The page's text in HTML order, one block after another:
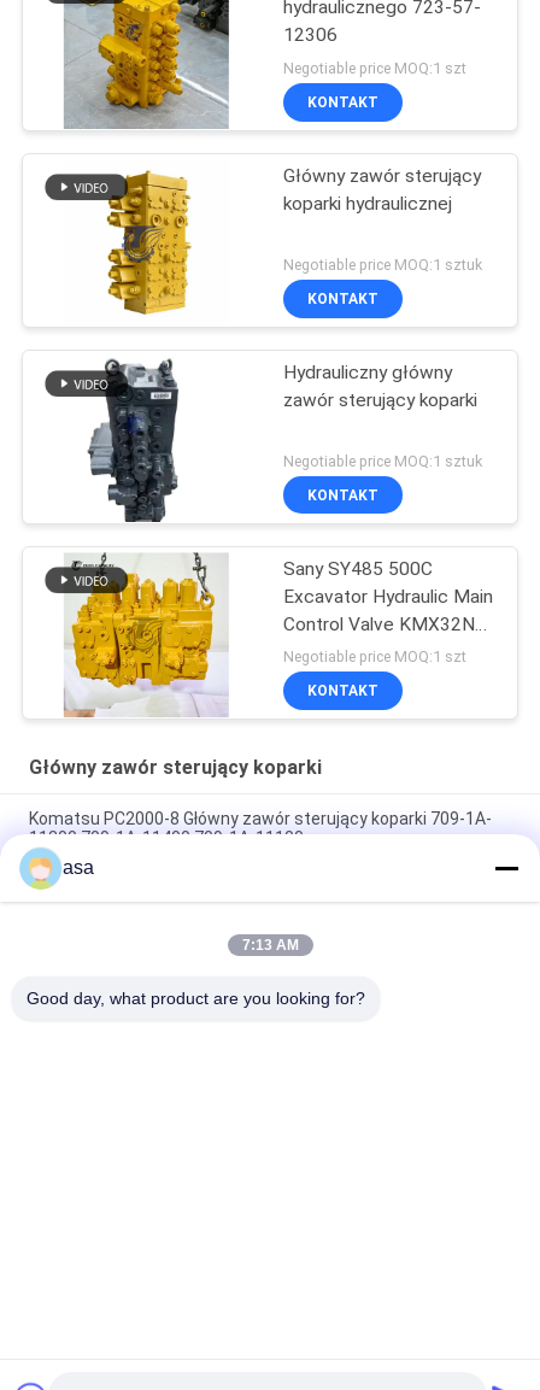
hydraulicznego 723-57-
12306
Negotiable price MOQ:1 szt
KONTAKT
Główny zawór sterujący
koparki hydraulicznej
Negotiable price MOQ:1 sztuk
KONTAKT
Hydrauliczny główny
zawór sterujący koparki
Negotiable price MOQ:1 sztuk
KONTAKT
Sany SY485 500C
Excavator Hydraulic Main
Control Valve KMX32NA
High Quality
Negotiable price MOQ:1 szt
KONTAKT
Główny zawór sterujący koparki
Komatsu PC2000-8 Główny zawór sterujący koparki 709-1A-
11300 709-1A-11400 709-1A-11100
PC160LC-7 PC160-7 Wynęgarka z zawórami sterującymi
Komatsu, 723-57-16100 Główne części wykopalni
VOE14541591 Główny zawór sterujący koparki dla Volvo
asa
7:13 AM
Good day, what product are you looking for?